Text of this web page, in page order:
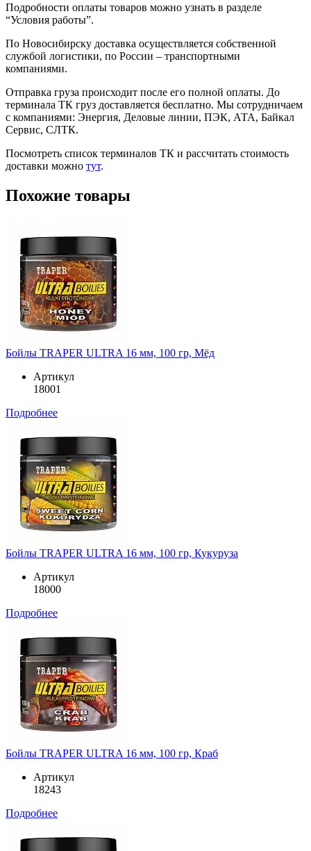
Подробности оплаты товаров можно узнать в разделе
“Условия работы”.
По Новосибирску доставка осуществляется собственной
службой логистики, по России – транспортными
компаниями.
Отправка груза происходит после его полной оплаты. До
терминала ТК груз доставляется бесплатно. Мы сотрудничаем
с компаниями: Энергия, Деловые линии, ПЭК, АТА, Байкал
Сервис, СЛТК.
Посмотреть список терминалов ТК и рассчитать стоимость
доставки можно тут.
Похожие товары
Бойлы TRAPER ULTRA 16 мм, 100 гр, Мёд
Артикул
18001
Подробнее
Бойлы TRAPER ULTRA 16 мм, 100 гр, Кукуруза
Артикул
18000
Подробнее
Бойлы TRAPER ULTRA 16 мм, 100 гр, Краб
Артикул
18243
Подробнее